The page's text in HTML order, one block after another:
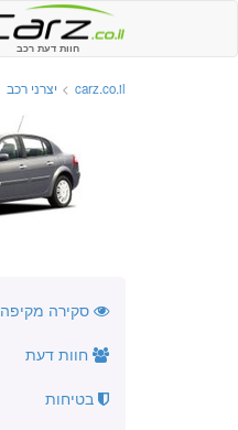
חוות דעת רכב
carz.co.il
> יצרני רכב
סקירה מקיפה
חוות דעת
בטיחות